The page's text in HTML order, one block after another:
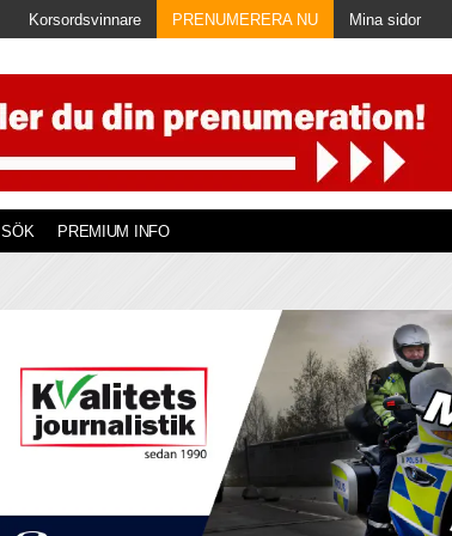
Korsordsvinnare PRENUMERERA NU Mina sidor
SÖK PREMIUM INFO